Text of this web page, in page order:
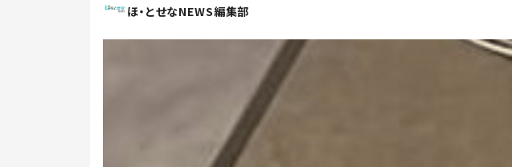
ほ・とせなNEWS編集部